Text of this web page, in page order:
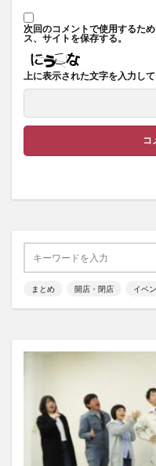
次回のコメントで使用するた
ス、サイトを保存する。
上に表示された文字を入力して
まとめ 開店・閉店 イベ